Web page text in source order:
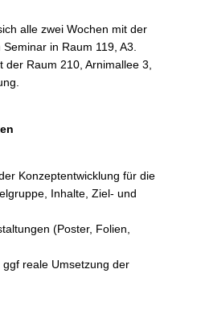
alle zwei Wochen mit der
in Raum 119, A3.
der Raum 210, Arnimallee 3,
Konzeptentwicklung für die
Inhalte, Ziel- und
(Poster, Folien,
reale Umsetzung der